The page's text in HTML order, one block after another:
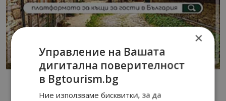
×
Управление на Вашата
дигитална поверителност
в Bgtourism.bg
Ние използваме бисквитки, за да